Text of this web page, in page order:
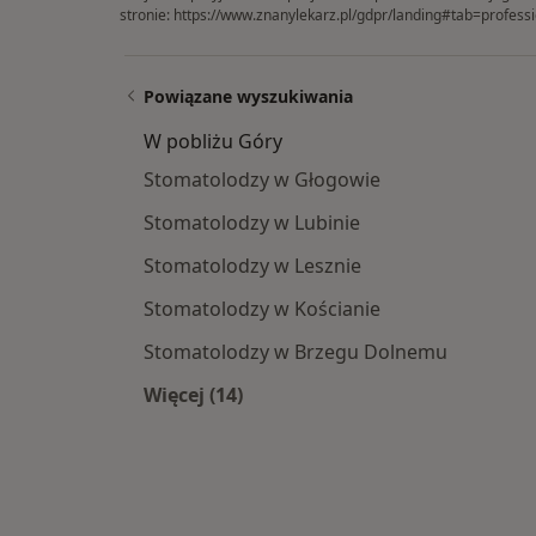
stronie: https://www.znanylekarz.pl/gdpr/
Powiązane wyszukiwania
W pobliżu Góry
Stomatolodzy w Głogowie
Stomatolodzy w Lubinie
Stomatolodzy w Lesznie
Stomatolodzy w Kościanie
Stomatolodzy w Brzegu Dolnemu
Więcej (14)